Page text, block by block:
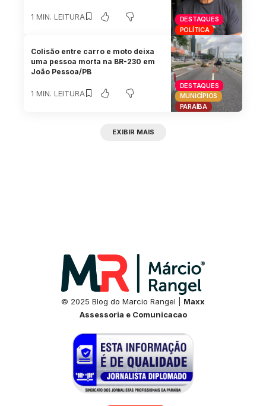
DESTAQUES
POLÍTICA
1 MIN. LEITURA
DESTAQUES
MUNICÍPIOS
PARAÍBA
Colisão entre carro e moto deixa
uma pessoa morta na BR-230 em
João Pessoa/PB
1 MIN. LEITURA
EXIBIR MAIS
© 2025 Blog do Marcio Rangel | Maxx
Assessoria e Comunicacao